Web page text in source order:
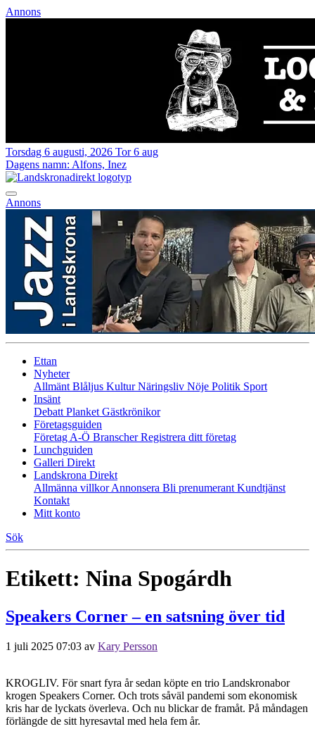
Annons
Torsdag 6 augusti, 2026 Tor 6 aug
Dagens namn: Alfons, Inez
Annons
Ettan
Nyheter
Allmänt Blåljus KulturNäringsliv Nöje Politik Sport
Insänt
Debatt Planket Gästkrönikor
Företagsguiden
Företag A-Ö BranscherRegistrera ditt företag
Lunchguiden
Galleri Direkt
Landskrona Direkt
Allmänna villkorAnnonsera Bli prenumerant Kundtjänst
Kontakt
Mitt konto
Sök
Etikett: Nina Spogárdh
Speakers Corner – en satsning över tid
1 juli 2025 07:03 av Kary Persson
KROGLIV. För snart fyra år sedan köpte en trio Landskronabor
krogen Speakers Corner. Och trots såväl pandemi som ekonomisk
kris har de lyckats överleva. Och nu blickar de framåt. På måndagen
förlängde de sitt hyresavtal med hela fem år.